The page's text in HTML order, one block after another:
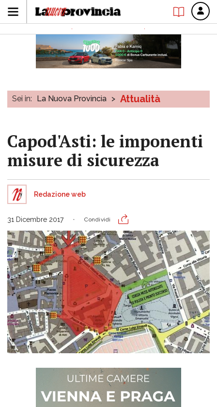
Sei in: La Nuova Provincia > Attualità
Capod'Asti: le imponenti
misure di sicurezza
Redazione web
31 Dicembre 2017 Condividi